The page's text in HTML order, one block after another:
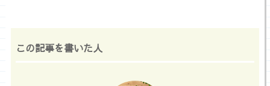
この記事を書いた人